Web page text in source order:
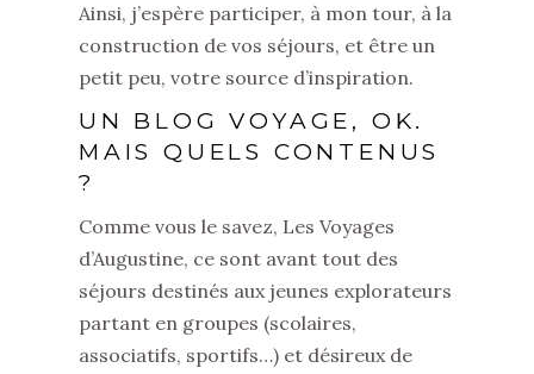
Ainsi, j’espère participer, à mon tour, à la
construction de vos séjours, et être un
petit peu, votre source d’inspiration.
UN BLOG VOYAGE, OK.
MAIS QUELS CONTENUS
?
Comme vous le savez, Les Voyages
d’Augustine, ce sont avant tout des
séjours destinés aux jeunes explorateurs
partant en groupes (scolaires,
associatifs, sportifs…) et désireux de